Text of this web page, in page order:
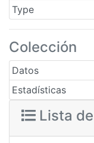
Type
Colección
Datos
Estadísticas
Lista de